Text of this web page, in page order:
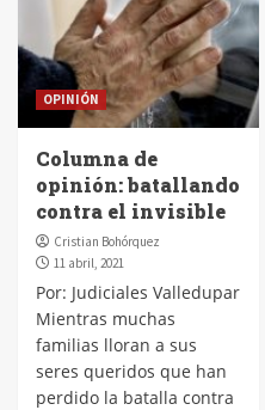
OPINIÓN
Columna de
opinión: batallando
contra el invisible
Cristian Bohórquez
11 abril, 2021
Por: Judiciales Valledupar
Mientras muchas
familias lloran a sus
seres queridos que han
perdido la batalla contra